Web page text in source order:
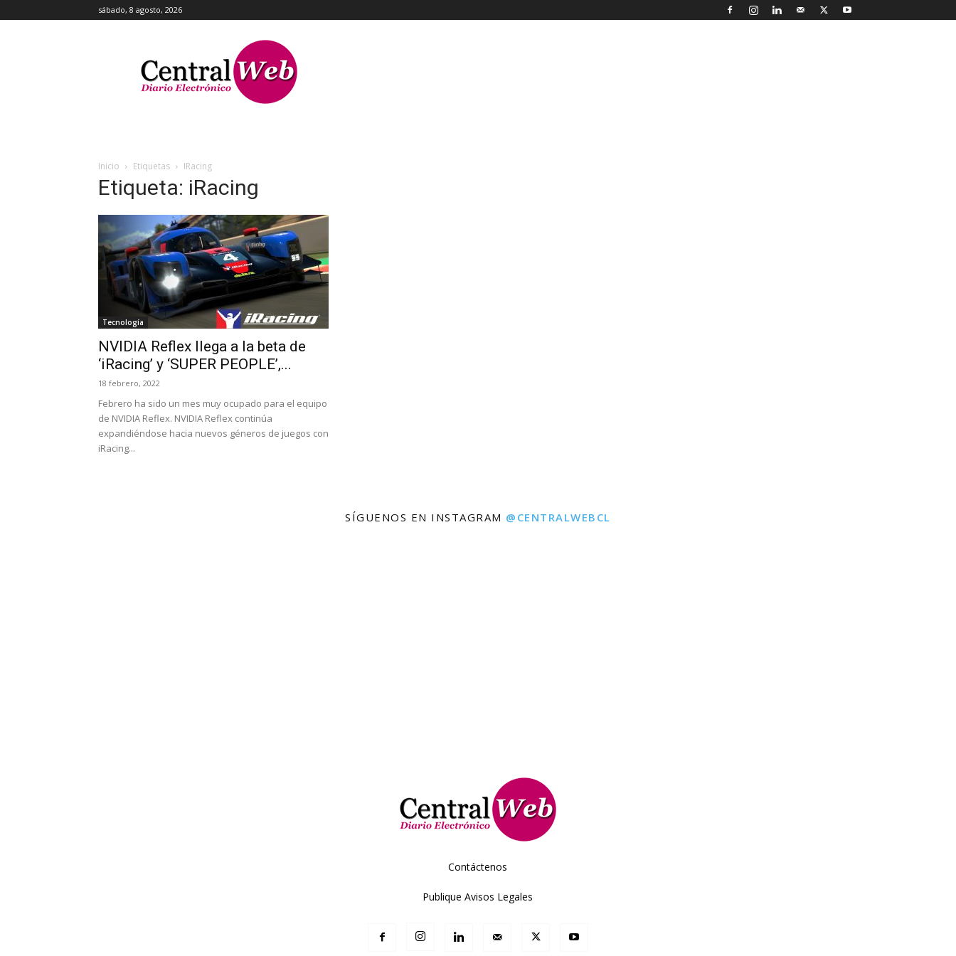
sábado, 8 agosto, 2026
Central
Web
Inicio Etiquetas IRacing
Etiqueta: iRacing
Tecnología
NVIDIA Reflex llega a la beta de
‘iRacing’ y ‘SUPER PEOPLE’,...
18 febrero, 2022
Febrero ha sido un mes muy ocupado para el equipo
de NVIDIA Reflex. NVIDIA Reflex continúa
expandiéndose hacia nuevos géneros de juegos con
iRacing...
SÍGUENOS EN INSTAGRAM @CENTRALWEBCL
Contáctenos
Publique Avisos Legales